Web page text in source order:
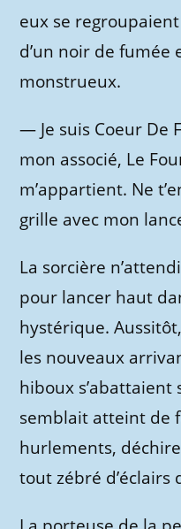
eux se
d’un noir de fumée
monstrueux.
— Je suis Coeur De
mon associé, Le
m’appartient. Ne
grille avec mon
La sorcière
pour lancer haut
hystérique.
les nouveaux
hiboux
semblait atteint de
hurlements,
tout zébré d’éclairs